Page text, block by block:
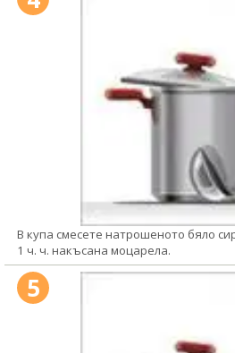
В купа смесете натрошеното бяло
1 ч. ч. накъсана моцарела.
5